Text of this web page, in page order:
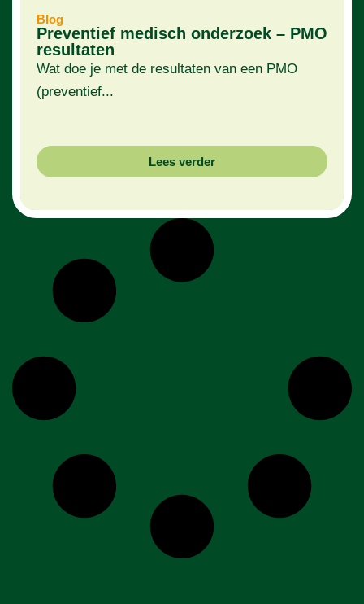
Blog
Preventief medisch onderzoek – PMO
resultaten
Wat doe je met de resultaten van een PMO
(preventief...
Lees verder